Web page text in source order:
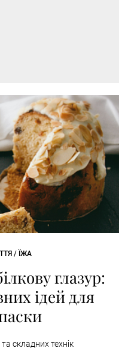
/ ЇЖА
глазур:
ідей для
складних технік